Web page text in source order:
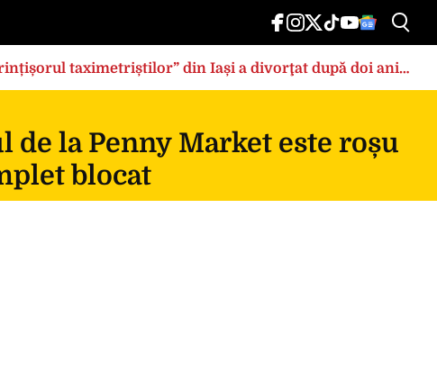
taximetriștilor” din Iași a divorţat după doi ani
de la Penny Market este roșu
blocat